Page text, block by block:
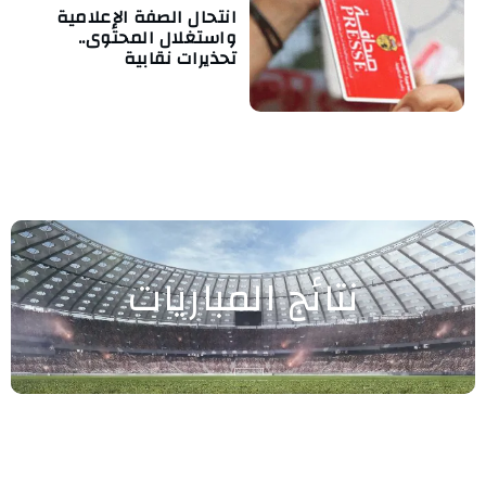
انتحال الصفة الإعلامية
واستغلال المحتوى..
تحذيرات نقابية
نتائج المباريات